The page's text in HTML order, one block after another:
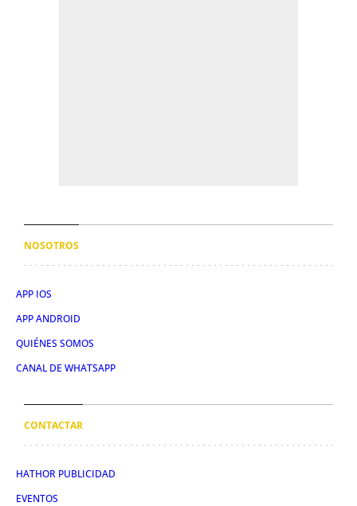
NOSOTROS
APP IOS
APP ANDROID
QUIÉNES SOMOS
CANAL DE WHATSAPP
CONTACTAR
HATHOR PUBLICIDAD
EVENTOS